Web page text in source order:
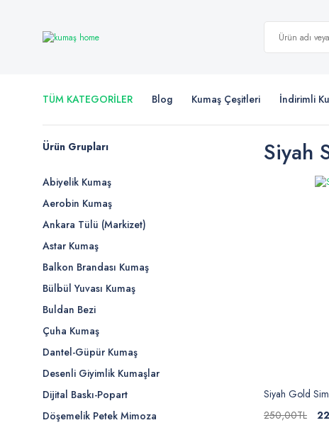
TÜM KATEGORİLER Blog Kumaş Çeşitleri İndirimli
Ürün Grupları
Abiyelik Kumaş
Aerobin Kumaş
Ankara Tülü (Markizet)
Astar Kumaş
Balkon Brandası Kumaş
Bülbül Yuvası Kumaş
Buldan Bezi
Çuha Kumaş
Dantel-Güpür Kumaş
Desenli Giyimlik Kumaşlar
Dijital Baskı-Popart
Döşemelik Petek Mimoza
Siyah
Siyah Gold
250,00TL